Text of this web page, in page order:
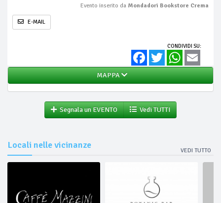
Evento inserito da Mondadori Bookstore Crema
E-MAIL
CONDIVIDI SU:
FacebookTwitter WhatsApp
MAPPA
Segnala un EVENTO Vedi TUTTI
Locali nelle vicinanze
VEDI TUTTO